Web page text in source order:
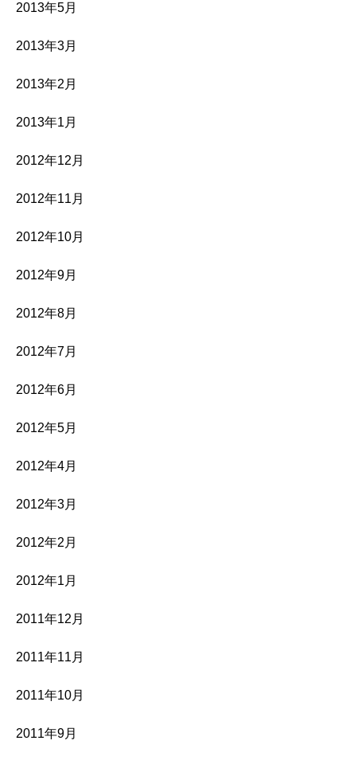
2013年5月
2013年3月
2013年2月
2013年1月
2012年12月
2012年11月
2012年10月
2012年9月
2012年8月
2012年7月
2012年6月
2012年5月
2012年4月
2012年3月
2012年2月
2012年1月
2011年12月
2011年11月
2011年10月
2011年9月